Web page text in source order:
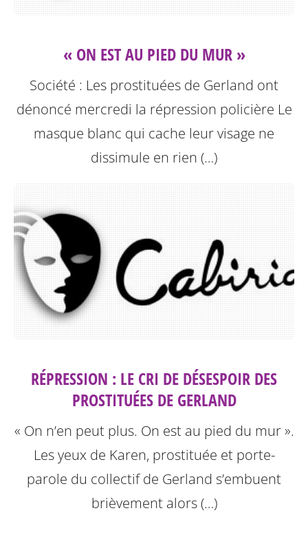
« ON EST AU PIED DU MUR »
Société : Les prostituées de Gerland ont
dénoncé mercredi la répression policière Le
masque blanc qui cache leur visage ne
dissimule en rien (…)
RÉPRESSION : LE CRI DE DÉSESPOIR DES
PROSTITUÉES DE GERLAND
« On n’en peut plus. On est au pied du mur ».
Les yeux de Karen, prostituée et porte-
parole du collectif de Gerland s’embuent
brièvement alors (…)